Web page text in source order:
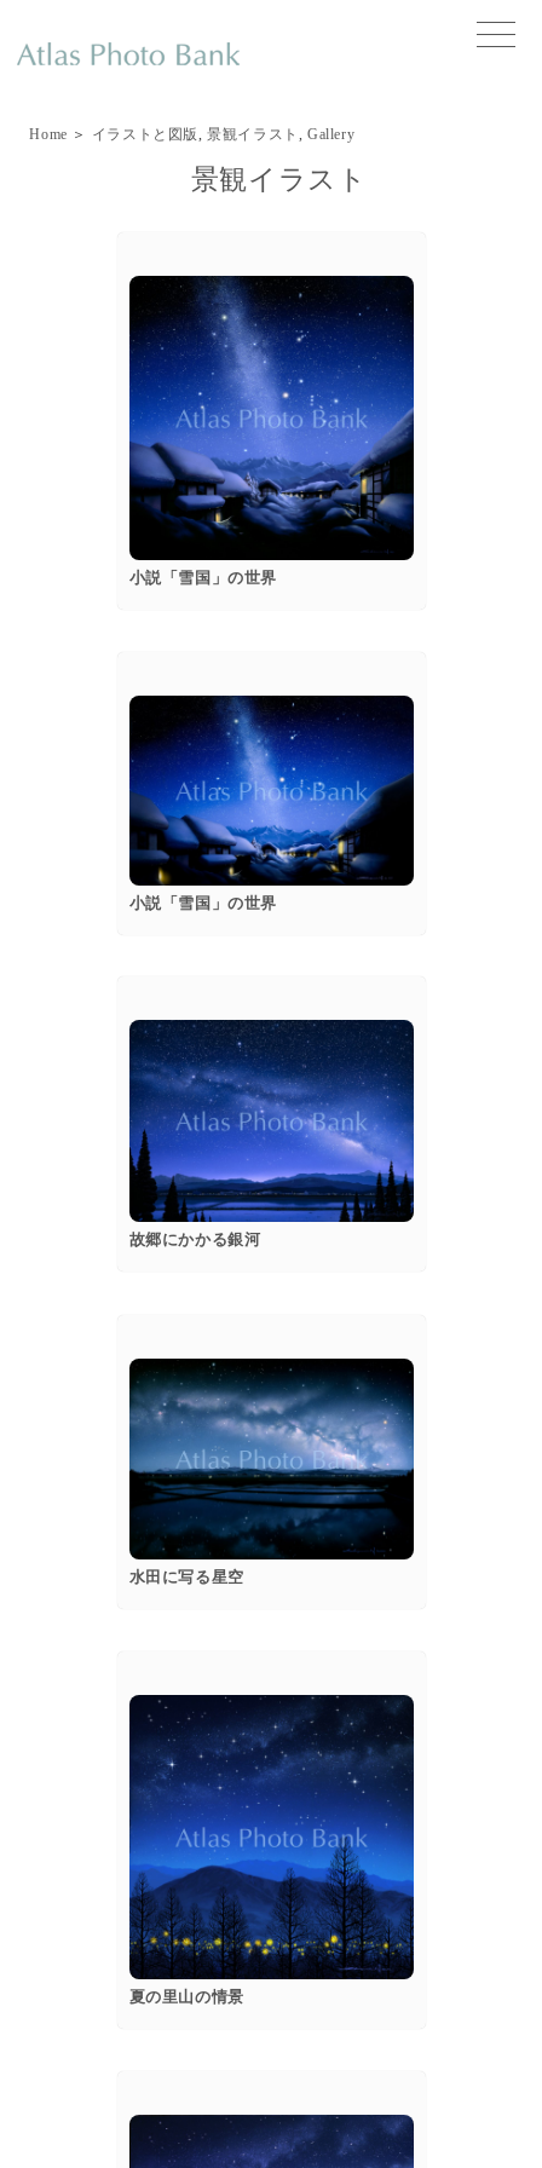
toggle
Home ＞ イラストと図版,景観イラスト , Gallery
景観イラスト
popup Details
小説「雪国」の世界
popup Details
小説「雪国」の世界
popup Details
故郷にかかる銀河
popup Details
水田に写る星空
popup Details
夏の里山の情景